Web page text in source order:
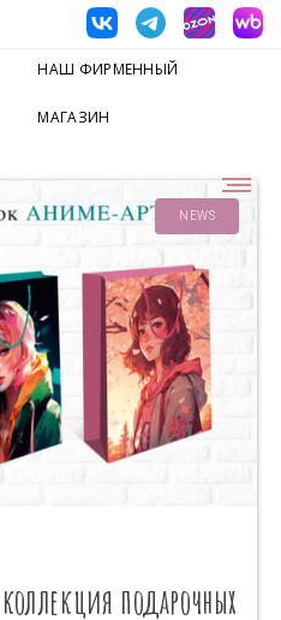
НАШ ФИРМЕННЫЙ
МАГАЗИН
NEWS
подарочных